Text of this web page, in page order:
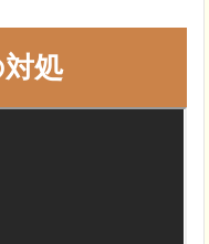
処